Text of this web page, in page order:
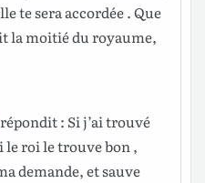
te seraaccordée. Que
lamoitiéduroyaume,
répondit: Si j’aitrouvé
leroile trouvebon,
demande, et sauve